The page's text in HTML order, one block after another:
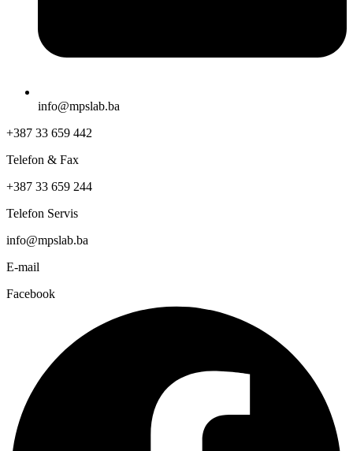
info@mpslab.ba
+387 33 659 442
Telefon & Fax
+387 33 659 244
Telefon Servis
info@mpslab.ba
E-mail
Facebook